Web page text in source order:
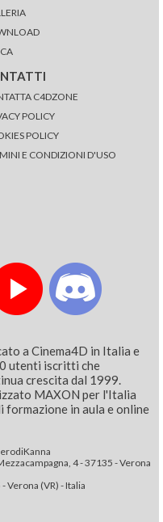
C4DZONE
POLICY
POLICY
E CONDIZIONI D'USO
a Cinema4D in Italia e
utenti iscritti che
crescita dal 1999.
MAXON per l'Italia
formazione in aula e online
4 - 37135 - Verona
Verona (VR) - Italia